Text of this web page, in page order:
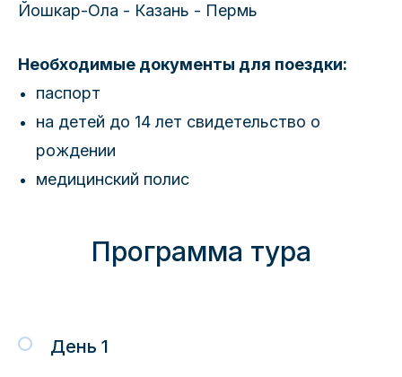
Йошкар-Ола - Казань - Пермь
Необходимые документы для поездки:
паспорт
на детей до 14 лет свидетельство о
рождении
медицинский полис
Программа тура
День 1